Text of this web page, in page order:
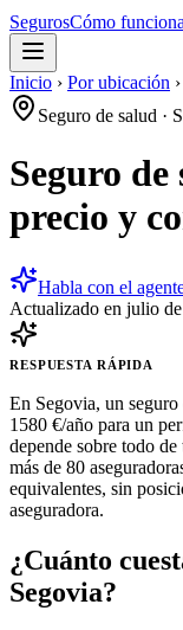
SegurosCómo funciona
Inicio › Por ubicación ›
Seguro de salud ·
Seguro de
precio y
Habla con el
Actualizado en julio
RESPUESTA RÁPIDA
En Segovia, un
1580 €/año para un
depende sobre todo
más de 80
equivalentes, sin
aseguradora.
¿Cuánto
Segovia?